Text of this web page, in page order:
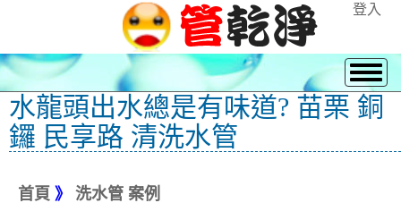
登入
水龍頭出水總是有味道? 苗栗 銅
鑼 民享路 清洗水管
首頁 》 洗水管 案例